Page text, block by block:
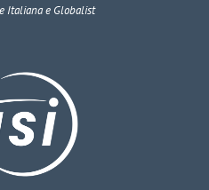
Italiana e Globalist